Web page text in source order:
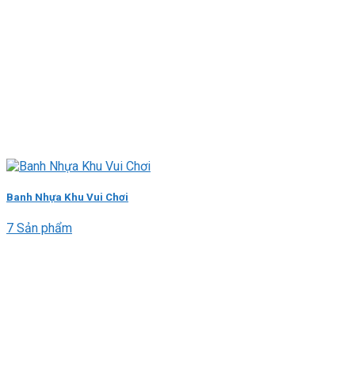
Banh Nhựa Khu Vui Chơi
7 Sản phẩm